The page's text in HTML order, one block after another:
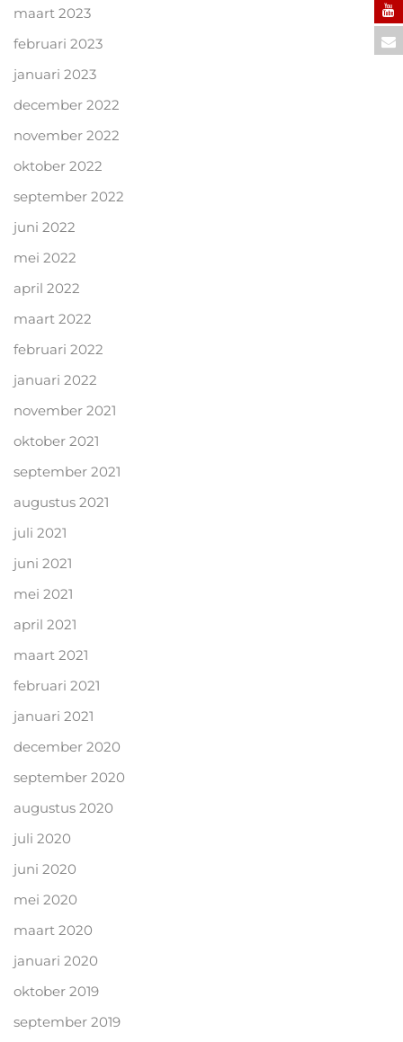
maart 2023
februari 2023
januari 2023
december 2022
november 2022
oktober 2022
september 2022
juni 2022
mei 2022
april 2022
maart 2022
februari 2022
januari 2022
november 2021
oktober 2021
september 2021
augustus 2021
juli 2021
juni 2021
mei 2021
april 2021
maart 2021
februari 2021
januari 2021
december 2020
september 2020
augustus 2020
juli 2020
juni 2020
mei 2020
maart 2020
januari 2020
oktober 2019
september 2019